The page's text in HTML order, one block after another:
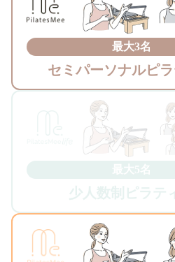
最大3名
セミパーソナルピ
最大5名
少人数制ピラテ